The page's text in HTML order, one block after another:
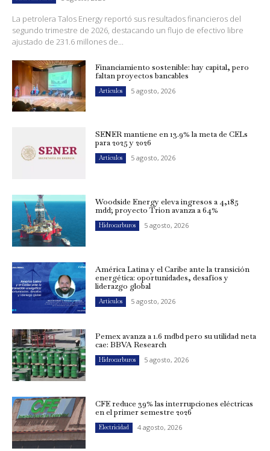
La petrolera Talos Energy reportó sus resultados financieros del
segundo trimestre de 2026, destacando un flujo de efectivo libre
ajustado de 231.6 millones de...
Financiamiento sostenible: hay capital, pero
faltan proyectos bancables
Artículos 5 agosto, 2026
SENER mantiene en 13.9% la meta de CELs
para 2025 y 2026
Artículos 5 agosto, 2026
Woodside Energy eleva ingresos a 4,185
mdd; proyecto Trion avanza a 64%
Hidrocarburos 5 agosto, 2026
América Latina y el Caribe ante la transición
energética: oportunidades, desafíos y
liderazgo global
Artículos 5 agosto, 2026
Pemex avanza a 1.6 mdbd pero su utilidad neta
cae: BBVA Research
Hidrocarburos 5 agosto, 2026
CFE reduce 39% las interrupciones eléctricas
en el primer semestre 2026
Electricidad 4 agosto, 2026